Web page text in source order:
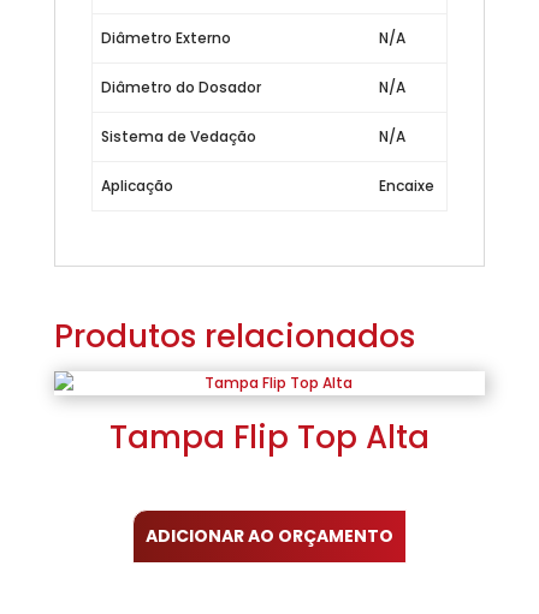
Diâmetro Externo N/A
Diâmetro do Dosador N/A
Sistema de Vedação N/A
Aplicação Encaixe
Produtos relacionados
Tampa Flip Top Alta
ADICIONAR AO ORÇAMENTO